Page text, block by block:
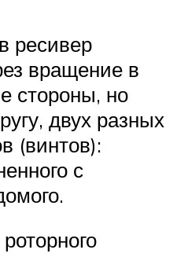
ресивер
вращение в
стороны, но
двух разных
(винтов):
с